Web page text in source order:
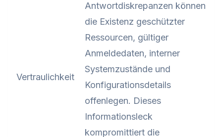
Vertraulichkeit
Antwortdiskrepanzen können
die Existenz geschützter
Ressourcen, gültiger
Anmeldedaten, interner
Systemzustände und
Konfigurationsdetails
offenlegen. Dieses
Informationsleck
kompromittiert die